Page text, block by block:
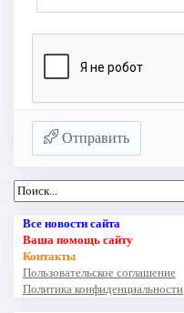
Отправить
Все новости сайта
Ваша помощь сайту
Контакты
Пользовательское соглашение
Политика конфиденциальности